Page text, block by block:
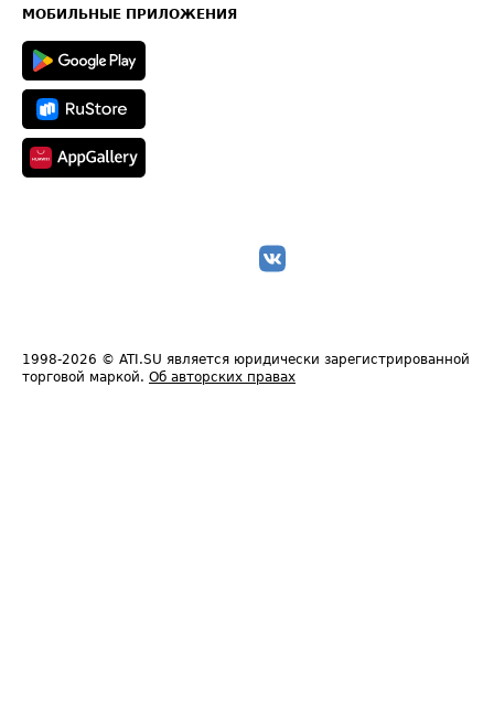
Техническая информация
МОБИЛЬНЫЕ ПРИЛОЖЕНИЯ
1998-2026 © ATI.SU является юридически зарегистрированной
торговой маркой. Об авторских правах